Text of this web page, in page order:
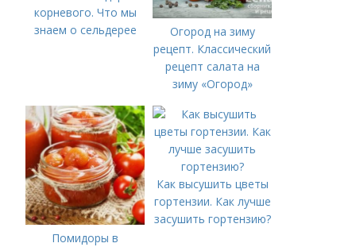
корневого. Что мы
знаем о сельдерее
Огород на зиму
рецепт. Классический
рецепт салата на
зиму «Огород»
Помидоры в
Как высушить цветы
гортензии. Как лучше
засушить гортензию?